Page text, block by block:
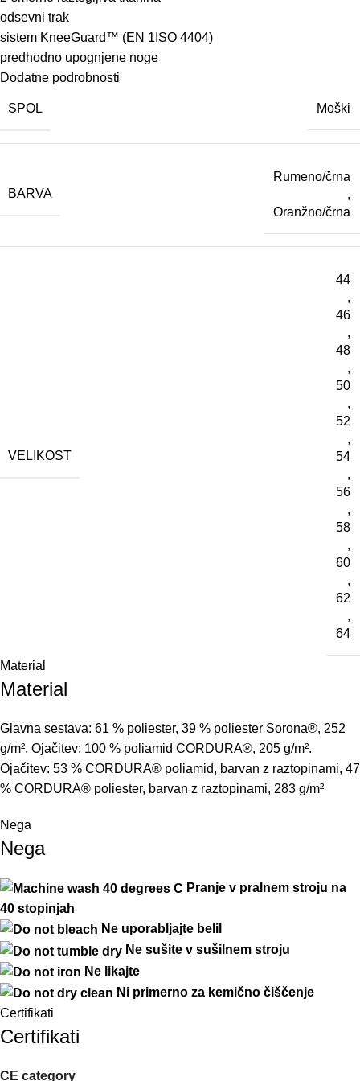
odsevni trak
sistem KneeGuard™ (EN 1ISO 4404)
predhodno upognjene noge
Dodatne podrobnosti
SPOL Moški
BARVA
Rumeno/črna
,
Oranžno/črna
VELIKOST
44
,
46
,
48
,
50
,
52
,
54
,
56
,
58
,
60
,
62
,
64
Material
Material
Glavna sestava: 61 % poliester, 39 % poliester Sorona®, 252
g/m². Ojačitev: 100 % poliamid CORDURA®, 205 g/m².
Ojačitev: 53 % CORDURA® poliamid, barvan z raztopinami, 47
% CORDURA® poliester, barvan z raztopinami, 283 g/m²
Nega
Nega
Pranje v pralnem stroju na
40 stopinjah
Ne uporabljajte belil
Ne sušite v sušilnem stroju
Ne likajte
Ni primerno za kemično čiščenje
Certifikati
Certifikati
CE category